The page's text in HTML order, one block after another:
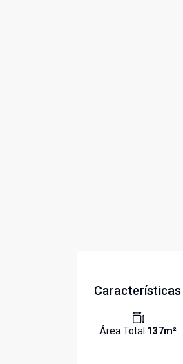
Características
Área Total 137m²